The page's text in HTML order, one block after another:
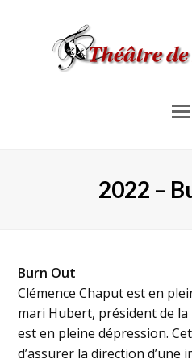
2022 –
Burn Out
Clémence Chaput est en
mari Hubert, président de la
est en pleine dépression.
d’assurer la direction